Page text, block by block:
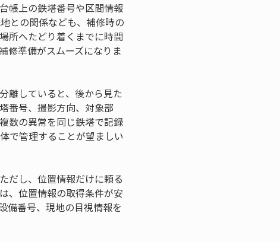
帳上の鉄塔番号や区間情報
との関係なども、補修時の
所へたどり着くまでに時間
修準備がスムーズになりま
離していると、後から見た
番号、撮影方向、対象部
数の異常を同じ鉄塔で記録
で管理することが望ましい
だし、位置情報だけに頼る
、位置情報の取得条件が安
備番号、現地の目視情報を